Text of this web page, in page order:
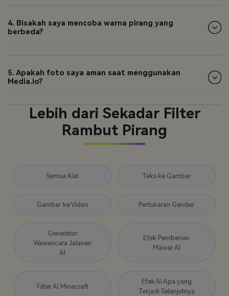
4. Bisakah saya mencoba warna pirang yang
berbeda?
5. Apakah foto saya aman saat menggunakan
Media.io?
Lebih dari Sekadar Filter
Rambut Pirang
Semua Alat Teks ke Gambar
Gambar ke Video Pertukaran Gender
Generator
Wawancara Jalanan
AI
Efek Pemberian
Mawar AI
Filter AI Minecraft
Efek AI Apa yang
Terjadi Selanjutnya